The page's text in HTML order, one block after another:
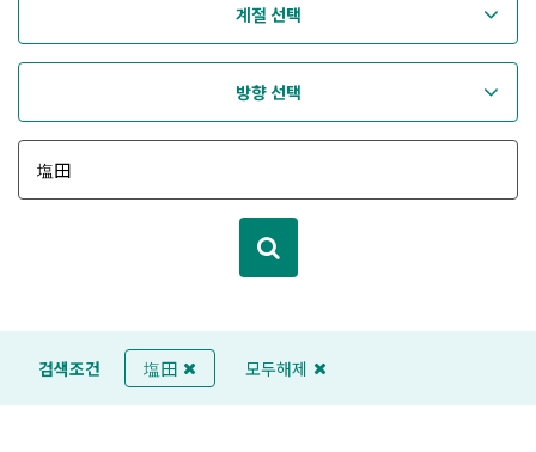
계절 선택
방향 선택
검색조건 塩田 모두해제